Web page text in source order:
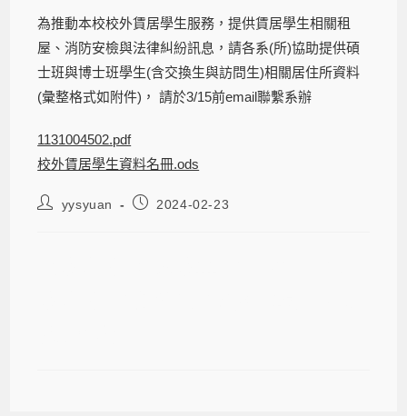
為推動本校校外賃居學生服務，提供賃居學生相關租
屋、消防安檢與法律糾紛訊息，請各系(所)協助提供碩
士班與博士班學生(含交換生與訪問生)相關居住所資料
(彙整格式如附件)， 請於3/15前email聯繫系辦
1131004502.pdf
校外賃居學生資料名冊.ods
yysyuan 2024-02-23